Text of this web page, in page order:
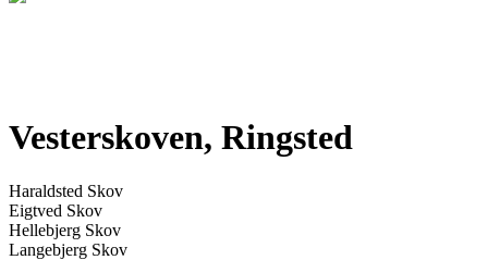
Vesterskoven, Ringsted
Haraldsted Skov
Eigtved Skov
Hellebjerg Skov
Langebjerg Skov